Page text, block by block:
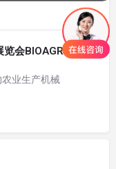
会BIOAGRO
业生产机械